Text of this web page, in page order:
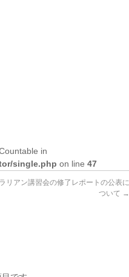
in
single.php on line 47
リアン講習会の修了レポートの公表に
ついて →